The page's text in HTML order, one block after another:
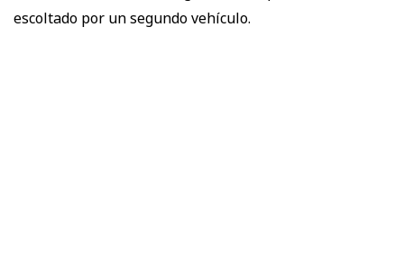
escoltado por un segundo vehículo.